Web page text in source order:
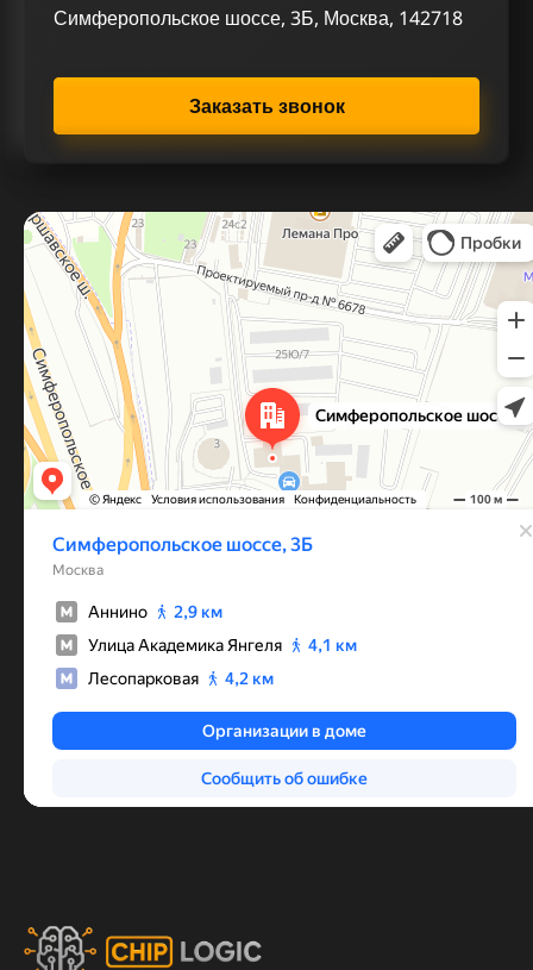
Симферопольское шоссе, 3Б, Москва, 142718
Заказать звонок